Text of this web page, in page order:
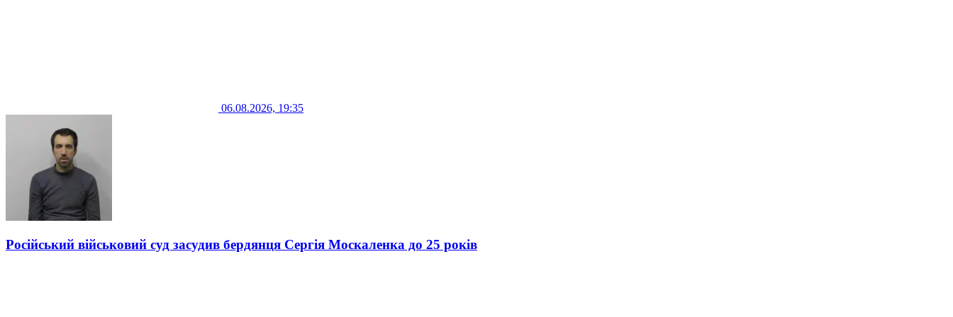
06.08.2026, 19:35
Російський військовий суд засудив бердянця Сергія Москаленка до 25 років